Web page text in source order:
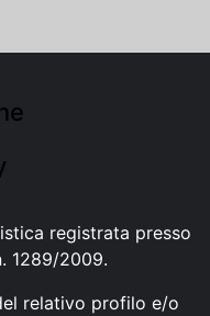
registrata presso
1289/2009.
relativo profilo e/o